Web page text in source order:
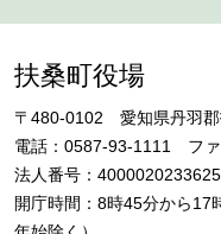
扶桑町役場
〒480-0102 愛知県丹羽郡
電話：0587-93-1111 フ
法人番号：4000020233625
開庁時間：8時45分から